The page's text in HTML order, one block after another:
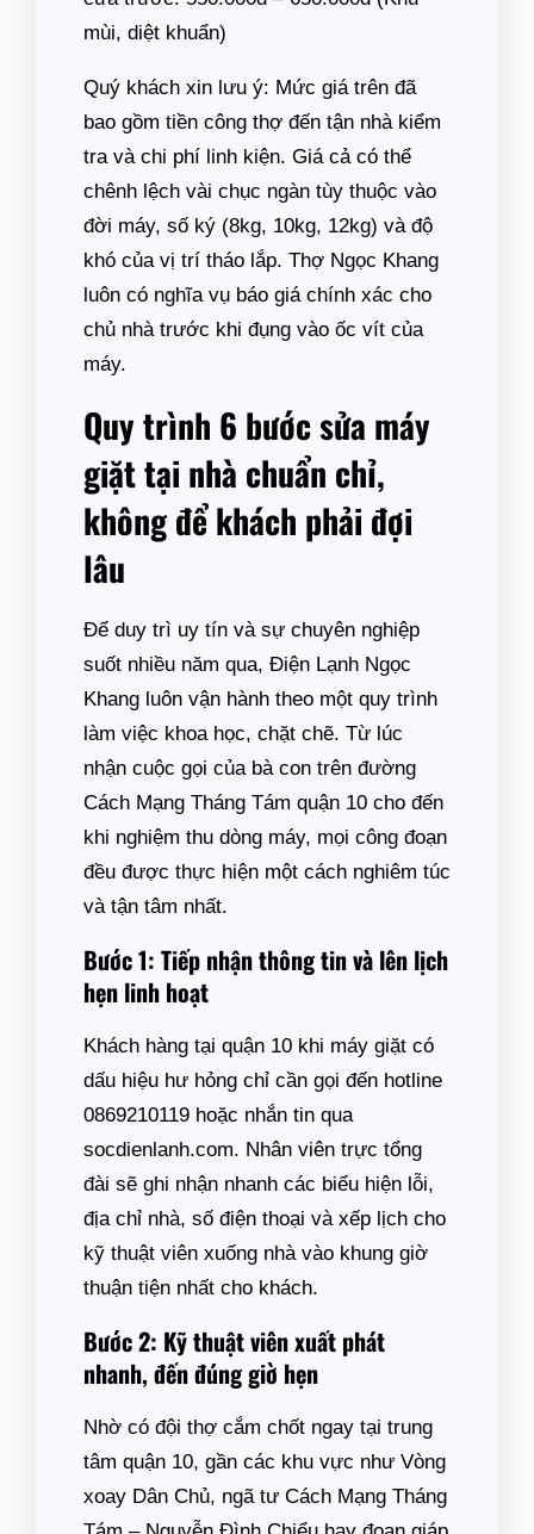
mùi, diệt khuẩn)
Quý khách xin lưu ý: Mức giá trên đã
bao gồm tiền công thợ đến tận nhà kiểm
tra và chi phí linh kiện. Giá cả có thể
chênh lệch vài chục ngàn tùy thuộc vào
đời máy, số ký (8kg, 10kg, 12kg) và độ
khó của vị trí tháo lắp. Thợ Ngọc Khang
luôn có nghĩa vụ báo giá chính xác cho
chủ nhà trước khi đụng vào ốc vít của
máy.
Quy trình 6 bước sửa máy
giặt tại nhà chuẩn chỉ,
không để khách phải đợi
lâu
Để duy trì uy tín và sự chuyên nghiệp
suốt nhiều năm qua, Điện Lạnh Ngọc
Khang luôn vận hành theo một quy trình
làm việc khoa học, chặt chẽ. Từ lúc
nhận cuộc gọi của bà con trên đường
Cách Mạng Tháng Tám quận 10 cho đến
khi nghiệm thu dòng máy, mọi công đoạn
đều được thực hiện một cách nghiêm túc
và tận tâm nhất.
Bước 1: Tiếp nhận thông tin và lên lịch
hẹn linh hoạt
Khách hàng tại quận 10 khi máy giặt có
dấu hiệu hư hỏng chỉ cần gọi đến hotline
0869210119 hoặc nhắn tin qua
socdienlanh.com. Nhân viên trực tổng
đài sẽ ghi nhận nhanh các biểu hiện lỗi,
địa chỉ nhà, số điện thoại và xếp lịch cho
kỹ thuật viên xuống nhà vào khung giờ
thuận tiện nhất cho khách.
Bước 2: Kỹ thuật viên xuất phát
nhanh, đến đúng giờ hẹn
Nhờ có đội thợ cắm chốt ngay tại trung
tâm quận 10, gần các khu vực như Vòng
xoay Dân Chủ, ngã tư Cách Mạng Tháng